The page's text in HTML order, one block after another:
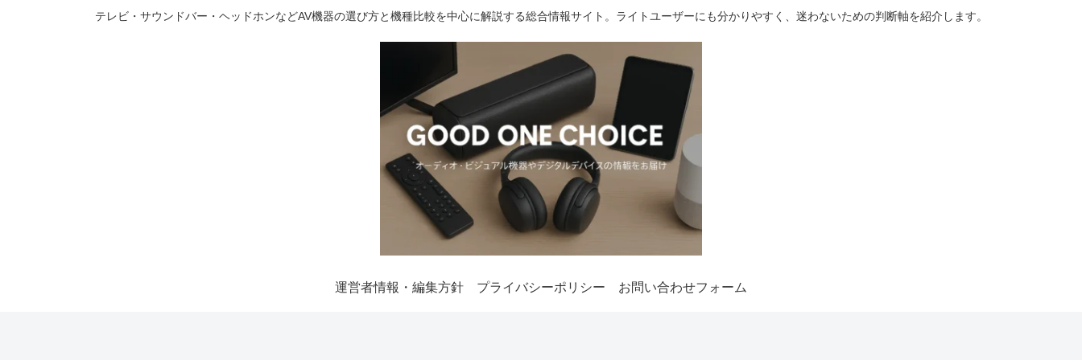
テレビ・サウンドバー・ヘッドホンなどAV機器の選び方と機種比較を中心に解説する総合情報サイト。ライトユーザーにも分かりやすく、迷わないための判断軸を紹介します。
運営者情報・編集方針 プライバシーポリシー お問い合わせフォーム